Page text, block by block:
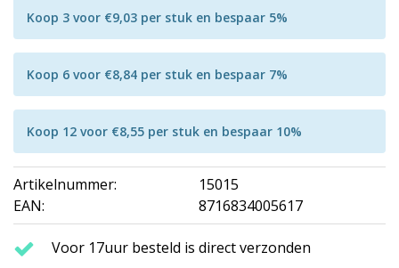
Koop 3 voor €9,03 per stuk en bespaar 5%
Koop 6 voor €8,84 per stuk en bespaar 7%
Koop 12 voor €8,55 per stuk en bespaar 10%
Artikelnummer:
15015
EAN:
8716834005617
Voor 17uur besteld is direct verzonden